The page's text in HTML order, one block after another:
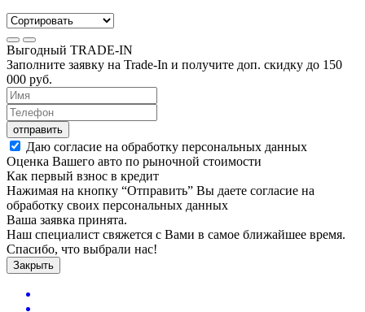
Выгодный TRADE-IN
Заполните заявку на Trade-In и получите доп. скидку до 150
000 руб.
отправить
Даю согласие на обработку персональных данных
Оценка Вашего авто по рыночной стоимости
Как первый взнос в кредит
Нажимая на кнопку “Отправить” Вы даете согласие на
обработку своих персональных данных
Ваша заявка принята.
Наш специалист свяжется с Вами в самое ближайшее время.
Спасибо, что выбрали нас!
Закрыть